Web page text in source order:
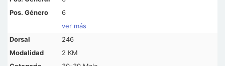
6
ver más
246
2 KM